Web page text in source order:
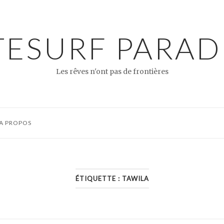
Les rêves n'ont pas de frontières
PROPOS
ÉTIQUETTE : TAWILA